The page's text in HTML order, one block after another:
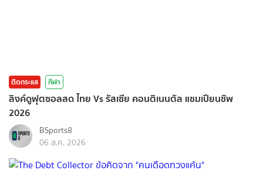
ติดกระแส กีฬา
ลิงค์ดูฟุตซอลสด ไทย Vs รัสเซีย คอนติเนนตัล แชมเปียนชิพ
2026
BSports8
06 ส.ค. 2026